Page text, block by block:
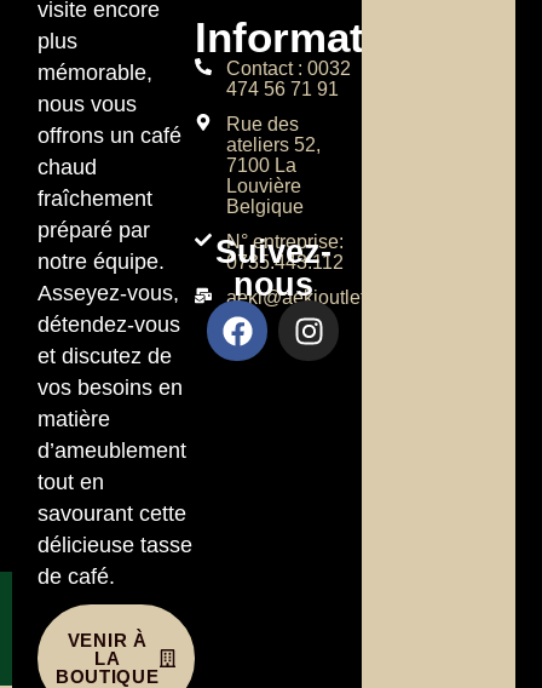
visite encore
plus
mémorable,
nous vous
offrons un café
chaud
fraîchement
préparé par
notre équipe.
Asseyez-vous,
détendez-vous
et discutez de
vos besoins en
matière
d’ameublement
tout en
savourant cette
délicieuse tasse
de café.
VENIR À
LA
BOUTIQUE
Informations
Contact : 0032
474 56 71 91
Rue des
ateliers 52,
7100 La
Louvière
Belgique
N° entreprise:
0735.443.112
aeki@aekioutlet.com
Suivez-
nous